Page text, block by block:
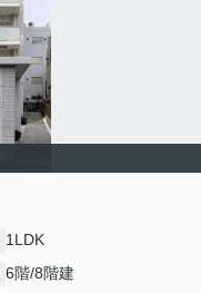
1LDK
6階/8階建